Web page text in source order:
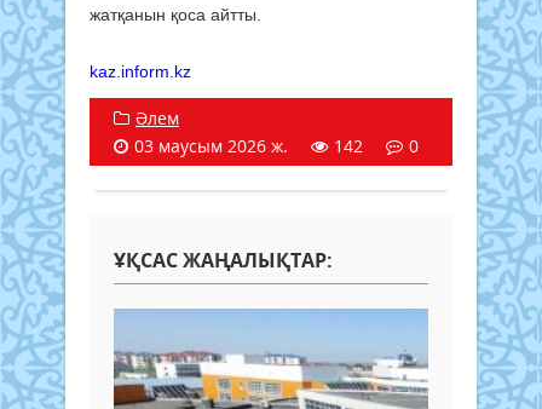
жатқанын қоса айтты.
kaz.inform.kz
Әлем
03 маусым 2026 ж.
142 0
ҰҚСАС ЖАҢАЛЫҚТАР: